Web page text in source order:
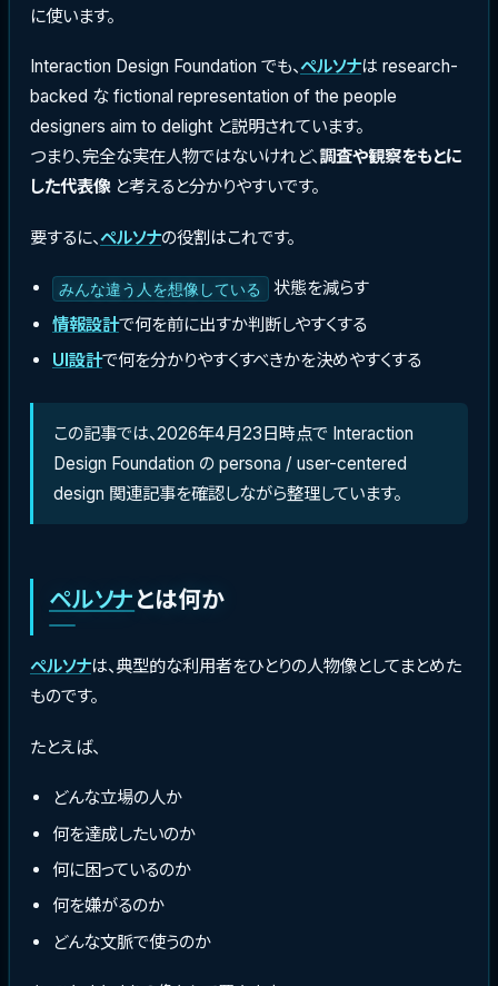
に使います。
Interaction Design Foundation でも、ペルソナは research-
backed な fictional representation of the people
designers aim to delight と説明されています。
つまり、完全な実在人物ではないけれど、調査や観察をもとに
した代表像と考えると分かりやすいです。
要するに、 ペルソナの役割はこれです。
みんな違う人を想像している
状態を減らす
情報設計で何を前に出すか判断しやすくする
UI設計で何を分かりやすくすべきかを決めやすくする
この記事では、2026年4月23日時点で Interaction
Design Foundation の persona / user-centered
design 関連記事を確認しながら整理しています。
ペルソナ とは何か
ペルソナは、典型的な利用者をひとりの人物像としてまとめた
ものです。
たとえば、
どんな立場の人か
何を達成したいのか
何に困っているのか
何を嫌がるのか
どんな文脈で使うのか